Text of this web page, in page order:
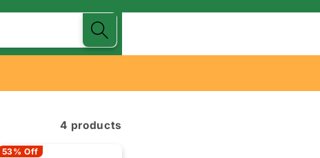
4 products
53% Off